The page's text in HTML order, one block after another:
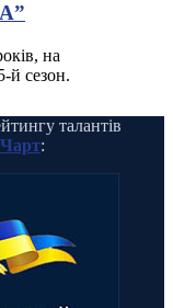
на
й сезон.
талантів
: